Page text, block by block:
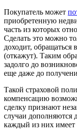
Покупатель может
приобретенную
часть из которых
Сделать это можно
доходит, обращаться
(откажут). Таким
задолго до
еще даже до
Такой страховой
компенсацию
сделку признают
случаи
каждый из них имеет